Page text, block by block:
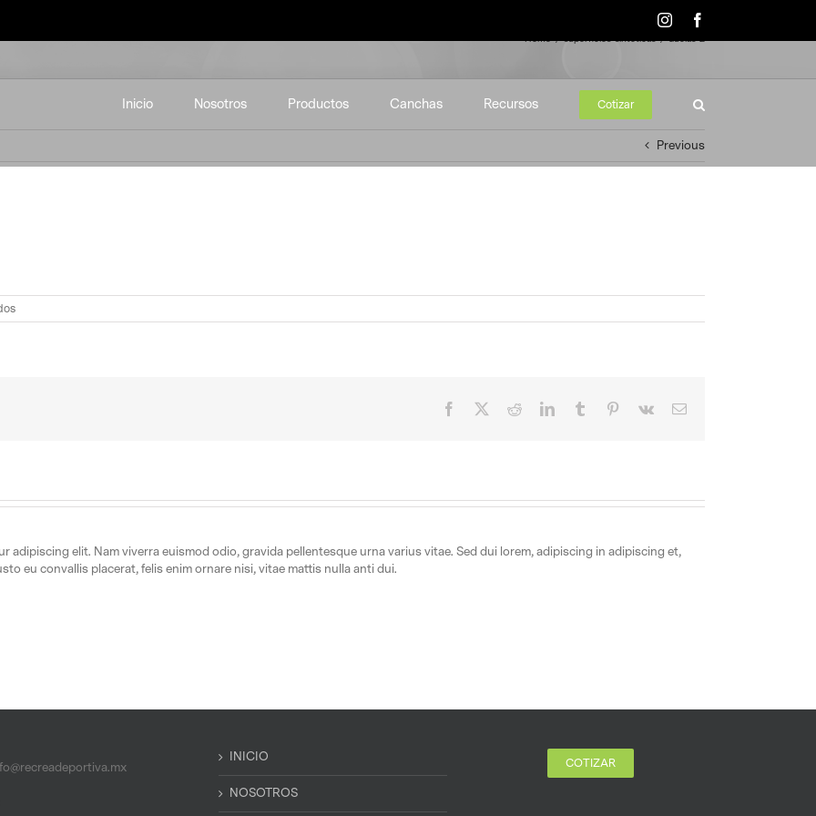
Instagram
Inicio Nosotros Productos Canchas Recursos Cotizar
Home superficies-sinteticas duelas-2
Previous
en
duelas-
Facebook RedditLinkedInTumblr Pinterest
Vk Email
adipiscing elit. Nam viverra euismod odio, gravida pellentesque urna varius vitae. Sed dui lorem, adipiscing in adipiscing et,
eu convallis placerat, felis enim ornare nisi, vitae mattis nulla anti dui.
INICIO
NOSOTROS
COTIZAR